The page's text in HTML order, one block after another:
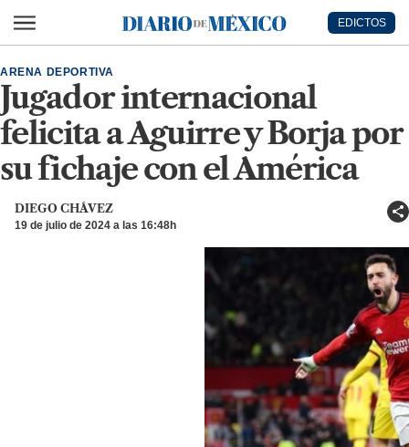
Diario de México
EDICTOS
Jugador internacional
felicita a Aguirre y Borja por
su fichaje con el América
ARENA DEPORTIVA
DIEGO CHÁVEZ
19 de julio de 2024 a las 16:48h